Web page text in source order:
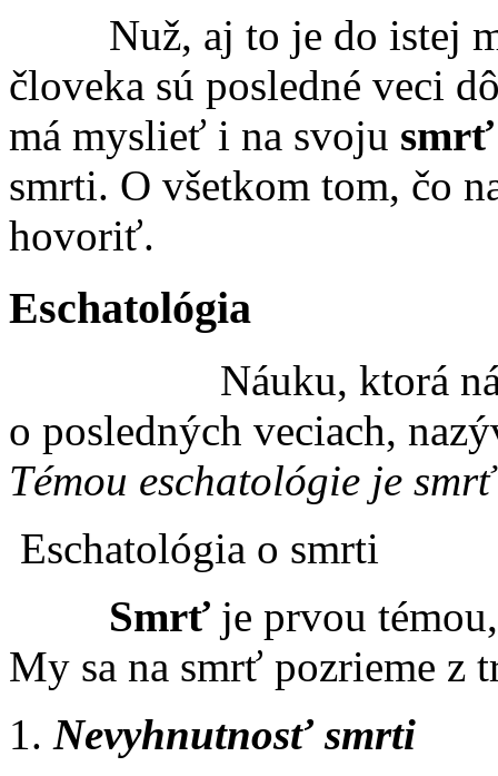
Nuž, aj to je do istej
človeka sú posledné veci
má myslieť i na svoju
smrti. O všetkom tom, čo
hovoriť.
Eschatológia
Náuku, ktorá nás
o posledných veciach,
Témou eschatológie je
Eschatológia o smrti
Smrť je prvou
My sa na smrť pozrieme z
Nevyhnutnosť smrti